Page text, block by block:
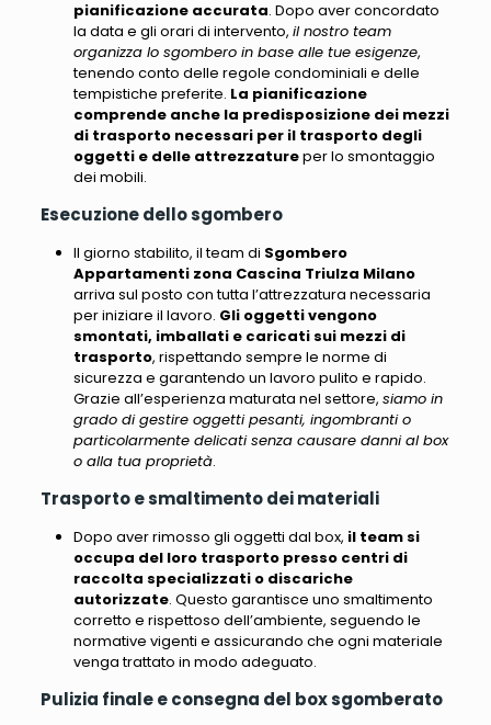
pianificazione accurata. Dopo aver concordato
la data e gli orari di intervento, il nostro team
organizza lo sgombero in base alle tue esigenze,
tenendo conto delle regole condominiali e delle
tempistiche preferite. La pianificazione
comprende anche la predisposizione dei mezzi
di trasporto necessari per il trasporto degli
oggetti e delle attrezzatureper lo smontaggio
dei mobili.
Esecuzione dello sgombero
Il giorno stabilito, il team di Sgombero
Appartamenti zona Cascina Triulza Milano
arriva sul posto con tutta l’attrezzatura necessaria
per iniziare il lavoro. Gli oggetti vengono
smontati, imballati e caricati sui mezzi di
trasporto, rispettando sempre le norme di
sicurezza e garantendo un lavoro pulito e rapido.
Grazie all’esperienza maturata nel settore, siamo in
grado di gestire oggetti pesanti, ingombranti o
particolarmente delicati senza causare danni al box
o alla tua proprietà.
Trasporto e smaltimento dei materiali
Dopo aver rimosso gli oggetti dal box, il team si
occupa del loro trasporto presso centri di
raccolta specializzati o discariche
autorizzate. Questo garantisce uno smaltimento
corretto e rispettoso dell’ambiente, seguendo le
normative vigenti e assicurando che ogni materiale
venga trattato in modo adeguato.
Pulizia finale e consegna del box sgomberato